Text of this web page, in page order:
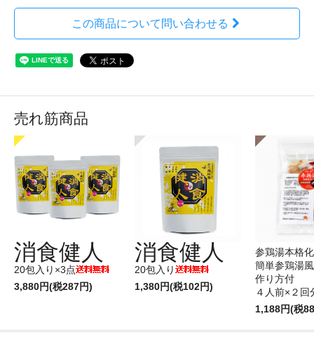
この商品について問い合わせる
売れ筋商品
消食健人
20包入り×3点
3,880円(税287円)
消食健人
20包入り
1,380円(税102円)
参鶏湯本格
簡単参鶏湯
作り方付
４人前×２回
1,188円(税